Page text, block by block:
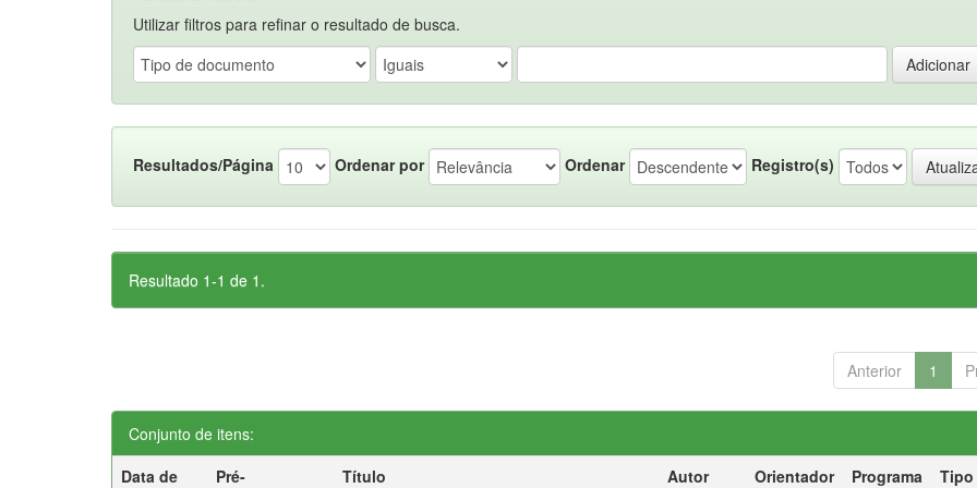
Utilizar filtros para refinar o resultado de busca.
Resultados/Página Ordenar por Ordenar Registro(s)
Resultado 1-1 de 1.
Anterior 1
Conjunto de itens:
Data de
Pré-
Título Autor Orientador Programa
Tipo